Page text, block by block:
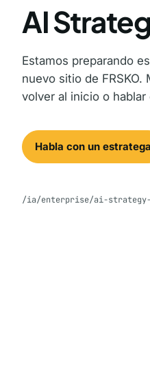
AI
Estamos preparando
nuevo sitio de
volver al inicio o
Habla con un estratega
/ia/enterprise/ai-